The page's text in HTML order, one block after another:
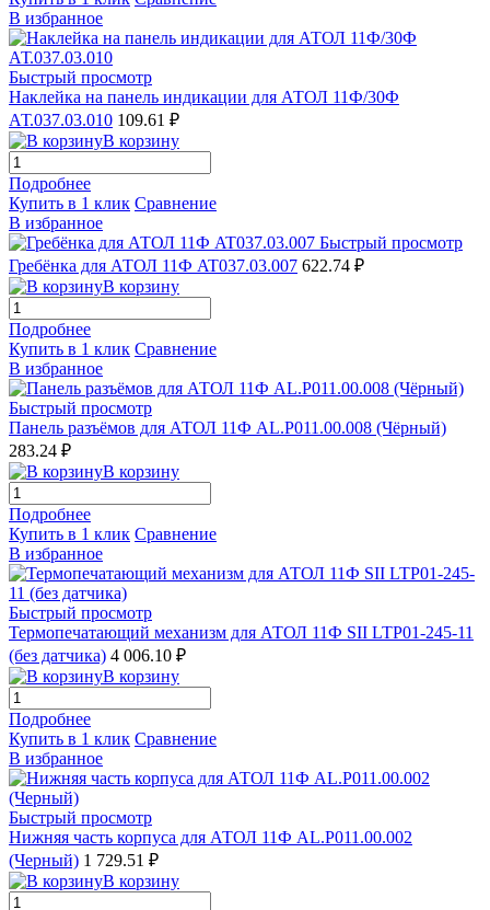
В избранное
Быстрый просмотр
Наклейка на панель индикации для АТОЛ 11Ф/30Ф
АТ.037.03.010 109.61 ₽
В корзину
Подробнее
Купить в 1 клик Сравнение
В избранное
Быстрый просмотр
Гребёнка для АТОЛ 11Ф AT037.03.007 622.74 ₽
В корзину
Подробнее
Купить в 1 клик Сравнение
В избранное
Быстрый просмотр
Панель разъёмов для АТОЛ 11Ф AL.P011.00.008 (Чёрный)
283.24 ₽
В корзину
Подробнее
Купить в 1 клик Сравнение
В избранное
Быстрый просмотр
Термопечатающий механизм для АТОЛ 11Ф SII LTP01-245-11
(без датчика) 4 006.10 ₽
В корзину
Подробнее
Купить в 1 клик Сравнение
В избранное
Быстрый просмотр
Нижняя часть корпуса для АТОЛ 11Ф AL.P011.00.002
(Черный) 1 729.51 ₽
В корзину